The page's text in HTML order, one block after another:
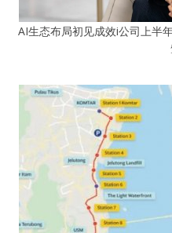
AI生态布局初见成效i公司上半